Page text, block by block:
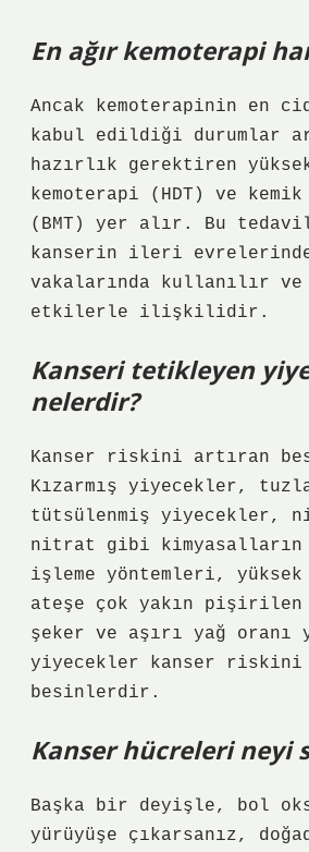
En ağır kemoterapi
Ancak kemoterapinin en
kabul edildiği durumlar
hazırlık gerektiren
kemoterapi (HDT) ve
(BMT) yer alır. Bu
kanserin ileri
vakalarında kullanılır
etkilerle ilişkilidir.
Kanseri tetikleyen
nelerdir?
Kanser riskini artıran
Kızarmış yiyecekler,
tütsülenmiş yiyecekler,
nitrat gibi kimyasalların
işleme yöntemleri, yüksek
ateşe çok yakın
şeker ve aşırı yağ oranı
yiyecekler kanser riskini
besinlerdir.
Kanser hücreleri neyi
Başka bir deyişle, bol
yürüyüşe çıkarsanız,